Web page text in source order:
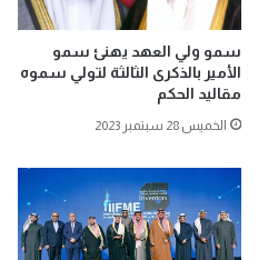
سمو ولي العهد يهنئ سمو
الأمير بالذكرى الثالثة لتولي سموه
مقاليد الحكم
الخميس 28 سبتمبر 2023